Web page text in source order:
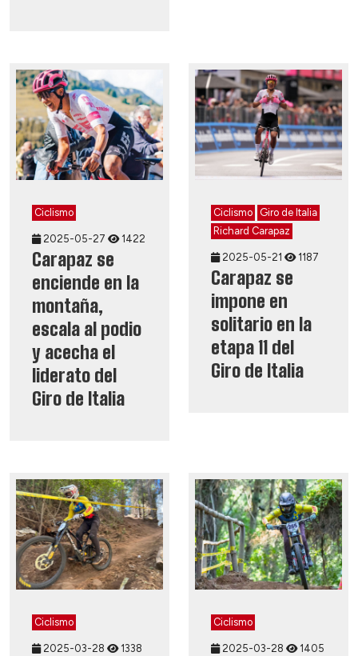
Ciclismo
2025-05-27 1422
Carapaz se
enciende en la
montaña,
escala al podio
y acecha el
liderato del
Giro de Italia
Ciclismo
Giro de Italia
Richard Carapaz
2025-05-21 1187
Carapaz se
impone en
solitario en la
etapa 11 del
Giro de Italia
Ciclismo
2025-03-28 1338
Ciclismo
2025-03-28 1405